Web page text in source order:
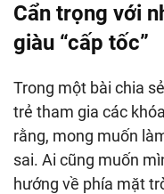
Cẩn trọng với
giàu “cấp tốc”
Trong một bài chia
trẻ tham gia các
rằng, mong muốn
sai. Ai cũng muốn
hướng về phía mặt